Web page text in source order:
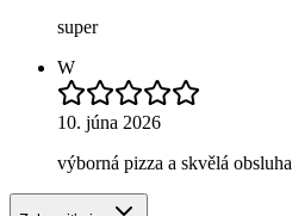
super
W
10. júna 2026
výborná pizza a skvělá obsluha